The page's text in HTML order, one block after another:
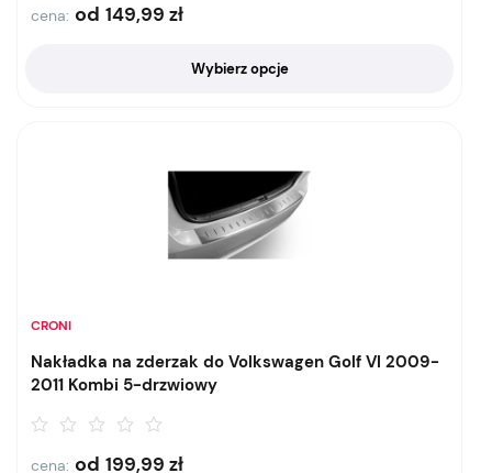
cena: od 149,99 zł
Wybierz opcje
CRONI
Nakładka na zderzak do Volkswagen Golf VI 2009-
2011 Kombi 5-drzwiowy
cena: od 199,99 zł